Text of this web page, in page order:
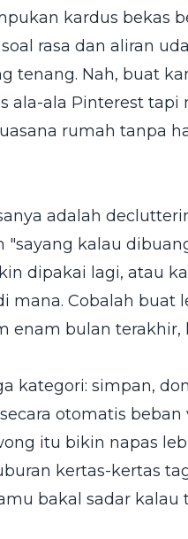
kardus bekas
rasa dan aliran
tenang. Nah, buat
ala-ala Pinterest tapi
rumah tanpa
adalah
kalau
dipakai lagi, atau
mana. Cobalah buat
enam bulan terakhir,
kategori: simpan,
otomatis beban
itu bikin napas
kertas-kertas
bakal sadar kalau